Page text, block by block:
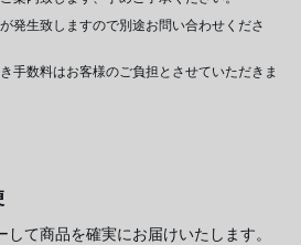
発生致しますので別途お問い合わせくださ
手数料はお客様のご負担とさせていただきま
て商品を確実にお届けいたします。